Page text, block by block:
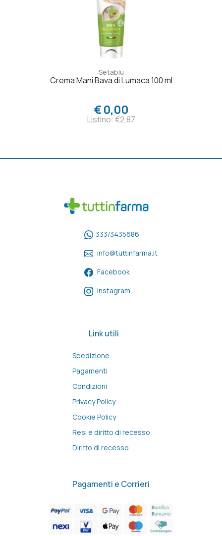
Setablu
Crema Mani Bava di Lumaca 100 ml
€ 0,00
Listino: €2,87
333/3435686
info@tuttinfarma.it
Facebook
Instagram
Link utili
Spedizione
Pagamenti
Condizioni
Privacy Policy
Cookie Policy
Resi e diritto di recesso
Diritto di recesso
Pagamenti e Corrieri